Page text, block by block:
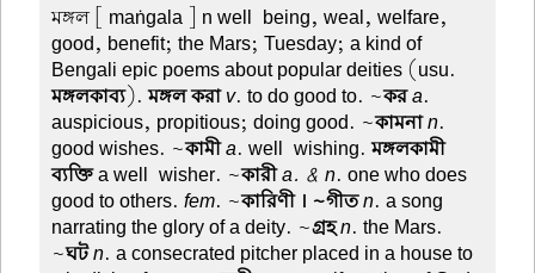
মঙ্গল [ maṅgala ] n well-being, weal, welfare,
good, benefit; the Mars; Tuesday; a kind of
Bengali epic poems about popular deities (usu.
মঙ্গলকাব্য).মঙ্গল করা v. to do good to. ~করa.
auspicious, propitious; doing good. ~কামনাn.
good wishes. ~কামীa. well-wishing.মঙ্গলকামী
ব্যক্তিa well-wisher. ~কারীa. & n. one who does
good to others.fem. ~কারিণী । ~গীতn. a song
narrating the glory of a deity. ~গ্রহn. the Mars.
~ঘটn. a consecrated pitcher placed in a house to